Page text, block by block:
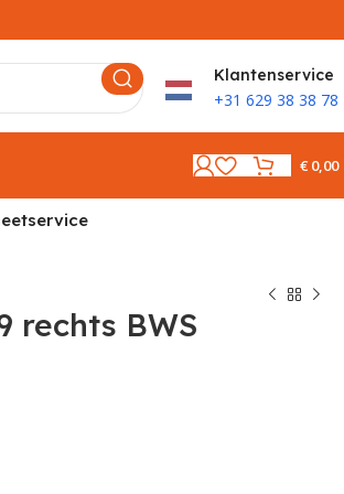
Klantenservice
+31 629 38 38 78
€0,00
rechts BWS